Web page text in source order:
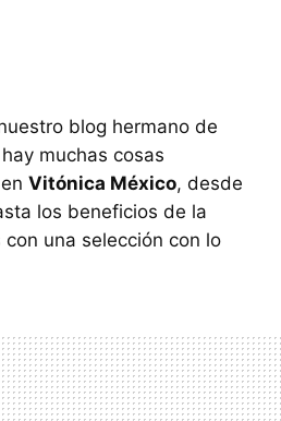
blog hermano de
muchas cosas
Vitónica México, desde
los beneficios de la
una selección con lo